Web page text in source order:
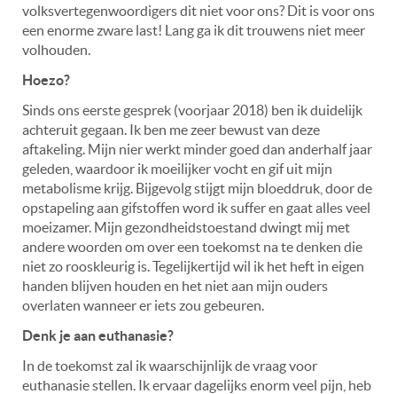
volksvertegenwoordigers dit niet voor ons? Dit is voor ons
een enorme zware last! Lang ga ik dit trouwens niet meer
volhouden.
Hoezo?
Sinds ons eerste gesprek (voorjaar 2018) ben ik duidelijk
achteruit gegaan. Ik ben me zeer bewust van deze
aftakeling. Mijn nier werkt minder goed dan anderhalf jaar
geleden, waardoor ik moeilijker vocht en gif uit mijn
metabolisme krijg. Bijgevolg stijgt mijn bloeddruk, door de
opstapeling aan gifstoffen word ik suffer en gaat alles veel
moeizamer. Mijn gezondheidstoestand dwingt mij met
andere woorden om over een toekomst na te denken die
niet zo rooskleurig is. Tegelijkertijd wil ik het heft in eigen
handen blijven houden en het niet aan mijn ouders
overlaten wanneer er iets zou gebeuren.
Denk je aan euthanasie?
In de toekomst zal ik waarschijnlijk de vraag voor
euthanasie stellen. Ik ervaar dagelijks enorm veel pijn, heb